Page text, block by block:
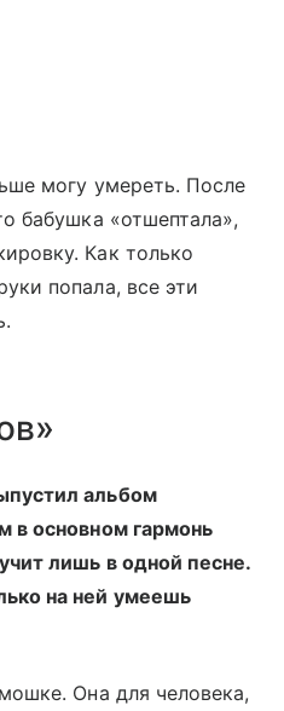
могу умереть. После
бабушка «отшептала»,
Как только
попала, все эти
альбом
в основном гармонь
лишь в одной песне.
на ней умеешь
Она для человека,